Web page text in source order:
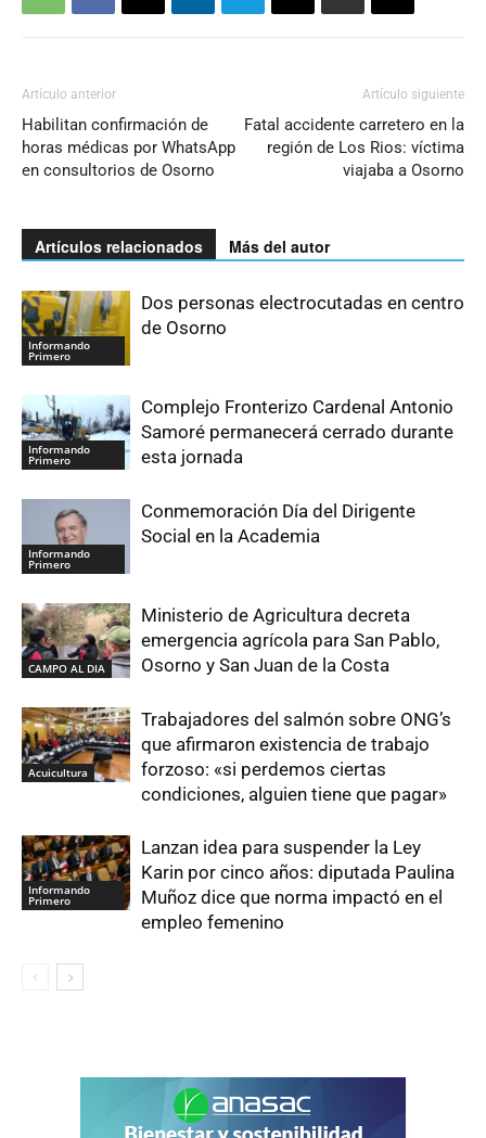
Artículo anterior
Habilitan confirmación de
horas médicas por WhatsApp
en consultorios de Osorno
Artículo siguiente
Fatal accidente carretero en la
región de Los Rios: víctima
viajaba a Osorno
Artículos relacionados Más del autor
Informando
Primero
Dos personas electrocutadas en centro
de Osorno
Informando
Primero
Complejo Fronterizo Cardenal Antonio
Samoré permanecerá cerrado durante
esta jornada
Informando
Primero
Conmemoración Día del Dirigente
Social en la Academia
CAMPO AL DIA
Ministerio de Agricultura decreta
emergencia agrícola para San Pablo,
Osorno y San Juan de la Costa
Acuicultura
Trabajadores del salmón sobre ONG’s
que afirmaron existencia de trabajo
forzoso: «si perdemos ciertas
condiciones, alguien tiene que pagar»
Informando
Primero
Lanzan idea para suspender la Ley
Karin por cinco años: diputada Paulina
Muñoz dice que norma impactó en el
empleo femenino